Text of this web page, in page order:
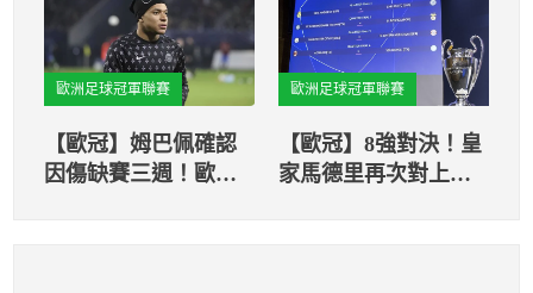
曉！
歐洲足球冠軍聯賽
【歐冠】姆巴佩確認
因傷缺賽三週！歐冠
歐洲足球冠軍聯賽
【歐冠】8強對決！皇
家馬德里再次對上切